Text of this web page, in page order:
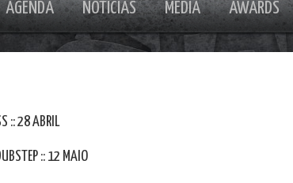
AGENDA NOTÍCIAS MEDIA AWARDS
:: 28 ABRIL
:: 12 MAIO